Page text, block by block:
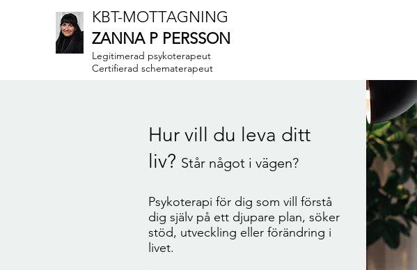
KBT-MOTTAGNING
ZANNA P PERSSON
Legitimerad psykoterapeut
Certifierad schematerapeut
Hur vill du leva ditt
liv? Står något i vägen?
Psykoterapi för dig som vill förstå
dig själv på ett djupare plan, söker
stöd, utveckling eller förändring i
livet.